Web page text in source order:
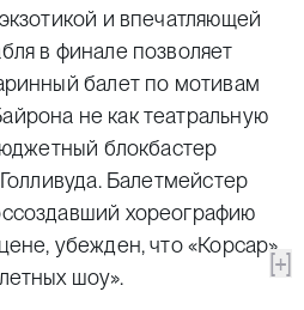
и впечатляющей
в финале позволяет
балет по мотивам
не как театральную
блокбастер
Балетмейстер
хореографию
убежден, что «Корсар»
шоу».
[+]